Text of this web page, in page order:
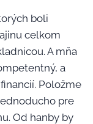
boli
celkom
A mňa
a
Položme
pre
Od hanby by